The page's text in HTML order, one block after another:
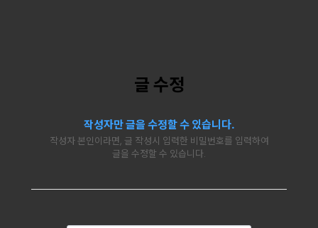
글 수정
작성자만 글을 수정할 수 있습니다.
작성자 본인이라면, 글 작성시 입력한 비밀번호를 입력하여
글을 수정할 수 있습니다.